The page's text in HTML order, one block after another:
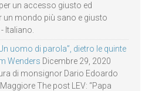
un accesso giusto ed
un mondo più sano e giusto
Italiano.
uomo di parola”, dietro le quinte
Wenders Dicembre 29, 2020
di monsignor Dario Edoardo
The post LEV: “Papa